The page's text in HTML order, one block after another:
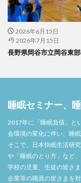
2026年6月15日
2026年7月15日
長野県岡谷市立岡谷東
睡眠セミナー、
2017年に「睡眠負債」と
会環境の変化に伴い、睡
そこで、日本快眠生活研
や「睡眠のとり方」など
学校の児童、生徒の皆さ
企業等の職員の皆さまを